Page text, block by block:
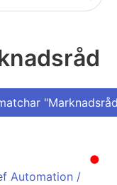
●
Automation /